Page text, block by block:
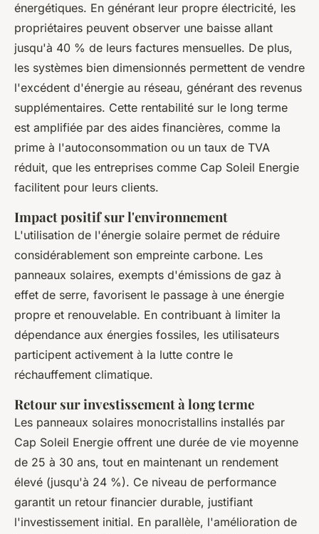
énergétiques. En générant leur propre électricité, les
propriétaires peuvent observer une baisse allant
jusqu'à 40 % de leurs factures mensuelles. De plus,
les systèmes bien dimensionnés permettent de vendre
l'excédent d'énergie au réseau, générant des revenus
supplémentaires. Cette rentabilité sur le long terme
est amplifiée par des aides financières, comme la
prime à l'autoconsommation ou un taux de TVA
réduit, que les entreprises comme Cap Soleil Energie
facilitent pour leurs clients.
Impact positif sur l'environnement
L'utilisation de l'énergie solaire permet de réduire
considérablement son empreinte carbone. Les
panneaux solaires, exempts d'émissions de gaz à
effet de serre, favorisent le passage à une énergie
propre et renouvelable. En contribuant à limiter la
dépendance aux énergies fossiles, les utilisateurs
participent activement à la lutte contre le
réchauffement climatique.
Retour sur investissement à long terme
Les panneaux solaires monocristallins installés par
Cap Soleil Energie offrent une durée de vie moyenne
de 25 à 30 ans, tout en maintenant un rendement
élevé (jusqu'à 24 %). Ce niveau de performance
garantit un retour financier durable, justifiant
l'investissement initial. En parallèle, l'amélioration de